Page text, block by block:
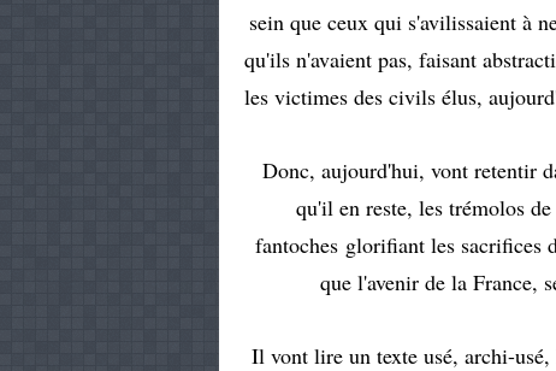
sein que ceux qui s'avilissaient à
qu'ils n'avaient pas, faisant
les victimes des civils élus,
Donc, aujourd'hui, vont retentir
qu'il en reste, les trémolos
fantoches glorifiant les sacrifices
que l'avenir de la France,
Il vont lire un texte usé, archi-